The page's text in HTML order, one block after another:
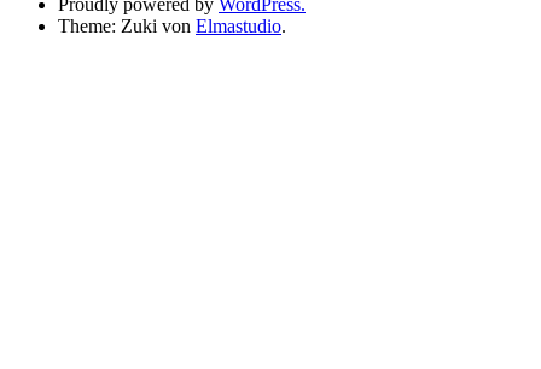
Proudly powered by WordPress.
Theme: Zuki von Elmastudio.